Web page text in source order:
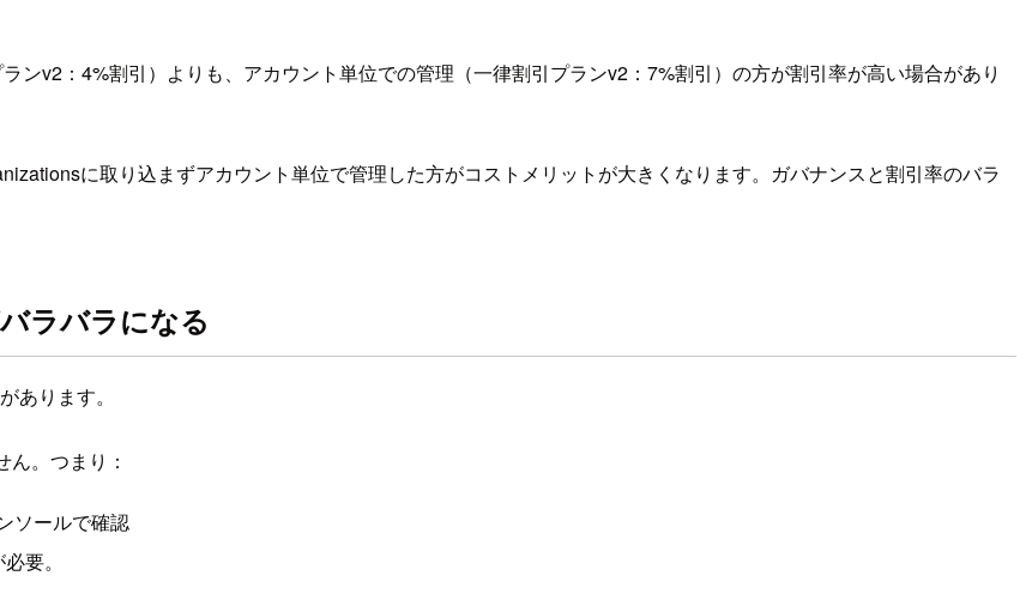
ンv2：4%割引）よりも、アカウント単位での管理（一律割引プランv2：7%割引）の方が割引率が高い場合があり
に取り込まずアカウント単位で管理した方がコストメリットが大きくなります。ガバナンスと割引率のバラ
ラバラになる
あります。
。つまり：
ソールで確認
要。